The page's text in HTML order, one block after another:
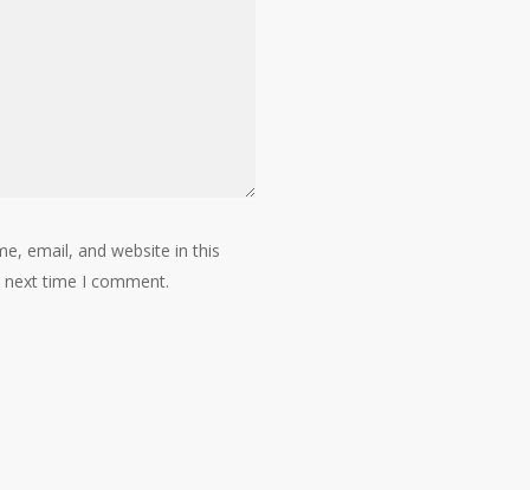
email, and website in this
time I comment.